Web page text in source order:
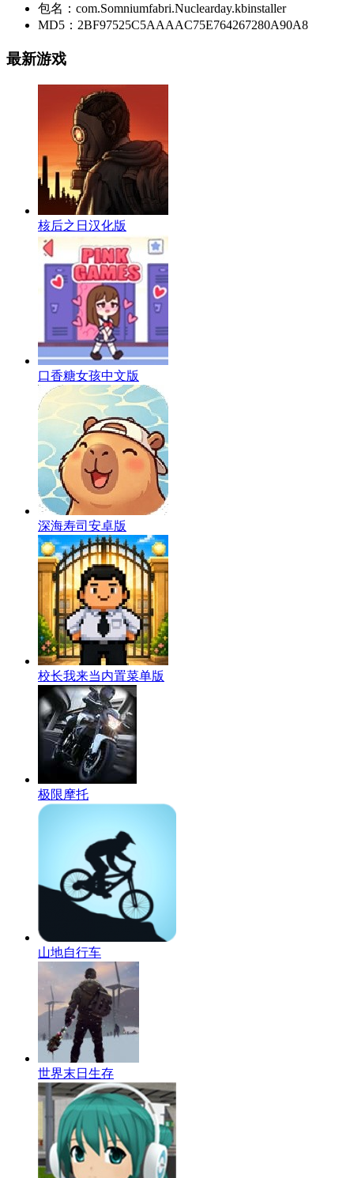
包名： com.Somniumfabri.Nuclearday.kbinstaller
MD5： 2BF97525C5AAAAC75E764267280A90A8
最新游戏
核后之日汉化版
口香糖女孩中文版
深海寿司安卓版
校长我来当内置菜单版
极限摩托
山地自行车
世界末日生存